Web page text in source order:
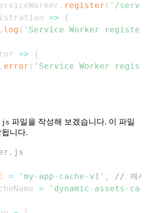
. register ( '/
=>
{
. log ( 'Service Worker
=>
{
. error ( 'Service Worker
파일을 작성해 보겠습니다. 이 파일
니다.
= 'my-app-cache-v1' ;
// 캐
= 'dynamic-assets-